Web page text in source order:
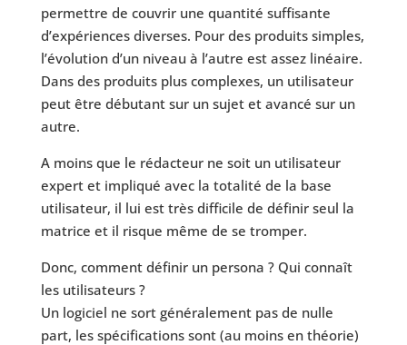
permettre de couvrir une quantité suffisante
d’expériences diverses. Pour des produits simples,
l’évolution d’un niveau à l’autre est assez linéaire.
Dans des produits plus complexes, un utilisateur
peut être débutant sur un sujet et avancé sur un
autre.
A moins que le rédacteur ne soit un utilisateur
expert et impliqué avec la totalité de la base
utilisateur, il lui est très difficile de définir seul la
matrice et il risque même de se tromper.
Donc, comment définir un persona ? Qui connaît
les utilisateurs ?
Un logiciel ne sort généralement pas de nulle
part, les spécifications sont (au moins en théorie)